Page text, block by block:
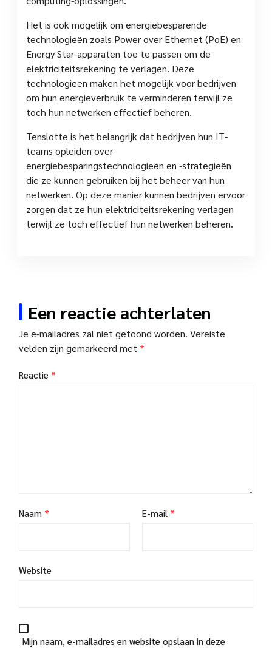
Het is ook mogelijk om energiebesparende
technologieën zoals Power over Ethernet (PoE) en
Energy Star-apparaten toe te passen om de
elektriciteitsrekening te verlagen. Deze
technologieën maken het mogelijk voor bedrijven
om hun energieverbruik te verminderen terwijl ze
toch hun netwerken effectief beheren.
Tenslotte is het belangrijk dat bedrijven hun IT-
teams opleiden over
energiebesparingstechnologieën en -strategieën
die ze kunnen gebruiken bij het beheer van hun
netwerken. Op deze manier kunnen bedrijven ervoor
zorgen dat ze hun elektriciteitsrekening verlagen
terwijl ze toch effectief hun netwerken beheren.
Een reactie achterlaten
Je e-mailadres zal niet getoond worden. Vereiste
velden zijn gemarkeerd met *
Reactie *
Naam * E-mail *
Website
Mijn naam, e-mailadres en website opslaan in deze